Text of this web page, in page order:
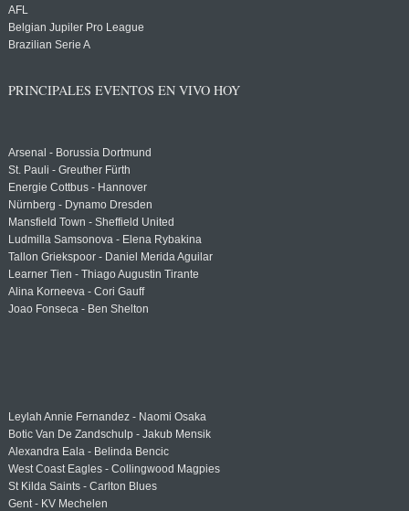
AFL
Belgian Jupiler Pro League
Brazilian Serie A
PRINCIPALES EVENTOS EN VIVO HOY
Arsenal - Borussia Dortmund
St. Pauli - Greuther Fürth
Energie Cottbus - Hannover
Nürnberg - Dynamo Dresden
Mansfield Town - Sheffield United
Ludmilla Samsonova - Elena Rybakina
Tallon Griekspoor - Daniel Merida Aguilar
Learner Tien - Thiago Augustin Tirante
Alina Korneeva - Cori Gauff
Joao Fonseca - Ben Shelton
Leylah Annie Fernandez - Naomi Osaka
Botic Van De Zandschulp - Jakub Mensik
Alexandra Eala - Belinda Bencic
West Coast Eagles - Collingwood Magpies
St Kilda Saints - Carlton Blues
Gent - KV Mechelen